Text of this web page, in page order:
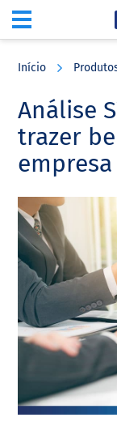
content
sidebar
Início
Análise
trazer
empresa